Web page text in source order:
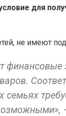
для
не имеют